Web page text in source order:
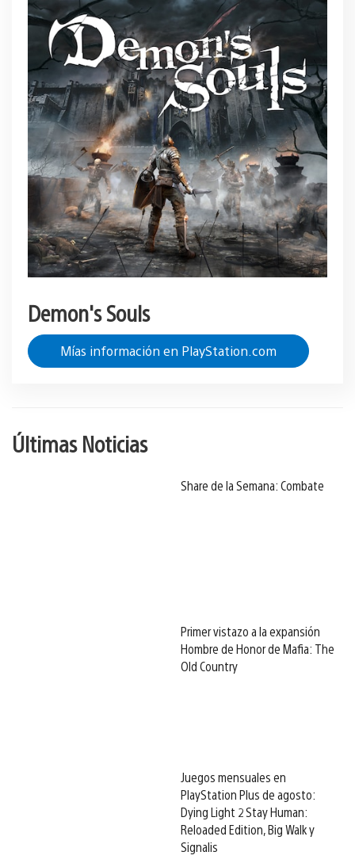
Demon's Souls
Mías información en PlayStation.com
Últimas Noticias
Share de la Semana: Combate
Primer vistazo a la expansión
Hombre de Honor de Mafia: The
Old Country
Juegos mensuales en
PlayStation Plus de agosto:
Dying Light 2 Stay Human:
Reloaded Edition, Big Walk y
Signalis